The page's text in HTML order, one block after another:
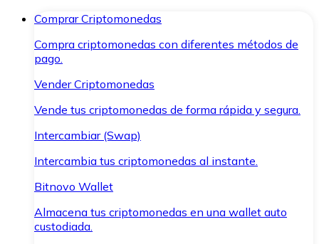
Comprar Criptomonedas
Compra criptomonedas con diferentes métodos de
pago.
Vender Criptomonedas
Vende tus criptomonedas de forma rápida y segura.
Intercambiar (Swap)
Intercambia tus criptomonedas al instante.
Bitnovo Wallet
Almacena tus criptomonedas en una wallet auto
custodiada.